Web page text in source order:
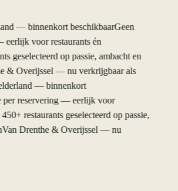
— binnenkort beschikbaarGeen
voor restaurants én
geselecteerd op passie, ambacht en
& Overijssel — nu verkrijgbaar als
— binnenkort
reservering — eerlijk voor
restaurants geselecteerd op passie,
Drenthe & Overijssel — nu